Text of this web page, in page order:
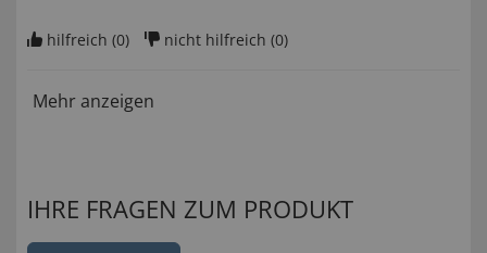
hilfreich (0) nicht hilfreich (0)
Mehr anzeigen
IHRE FRAGEN ZUM PRODUKT